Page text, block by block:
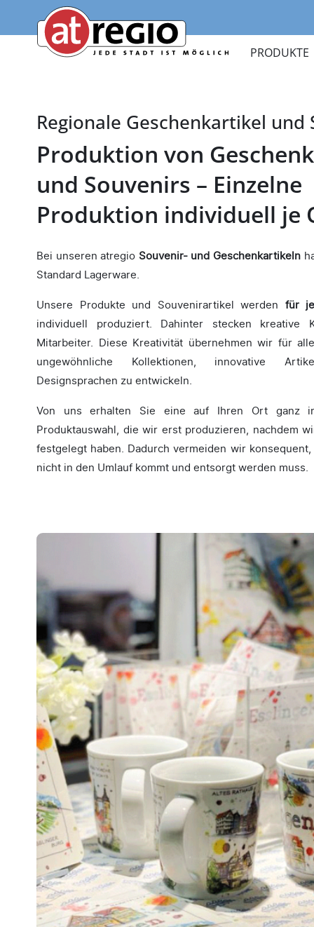
atregio
atregio
PRODUKTE
Produktion von
und Souvenirs – Einzelne
Produktion individuell je
Regionale Geschenkartikel und
Bei unseren atregio Souvenir- und Geschenkartikeln
Standard Lagerware.
Unsere Produkte und Souvenirartikel werden für
individuell produziert. Dahinter stecken kreative
Mitarbeiter. Diese Kreativität übernehmen wir für
ungewöhnliche Kollektionen, innovative
Designsprachen zu entwickeln.
Von uns erhalten Sie eine auf Ihren Ort ganz
Produktauswahl, die wir erst produzieren, nachdem
festgelegt haben. Dadurch vermeiden wir
nicht in den Umlauf kommt und entsorgt werden muss.